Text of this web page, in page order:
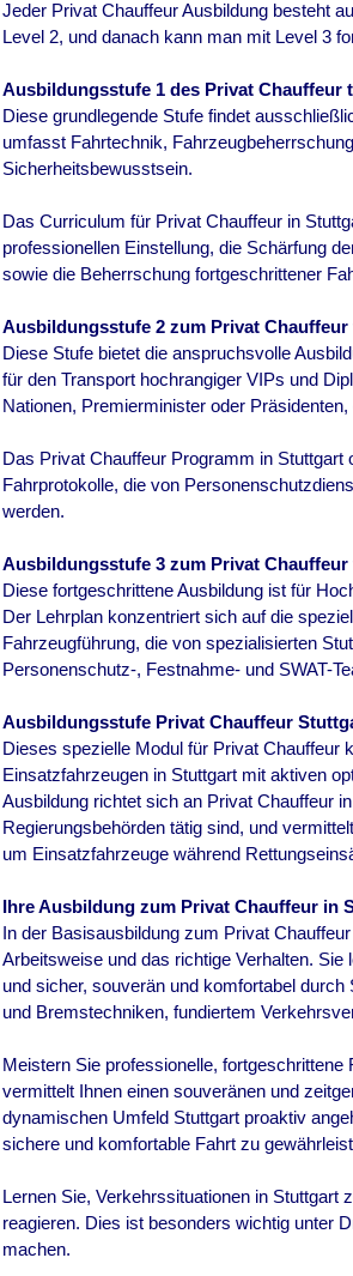
Jeder Privat Chauffeur Ausbildung besteht
Level 2, und danach kann man mit Level 3
Ausbildungsstufe 1 des Privat Chauffeur
Diese grundlegende Stufe findet
umfasst Fahrtechnik,
Sicherheitsbewusstsein.
Das Curriculum für Privat Chauffeur in
professionellen Einstellung, die Schärfung
sowie die Beherrschung fortgeschrittener
Ausbildungsstufe 2 zum Privat
Diese Stufe bietet die anspruchsvolle
für den Transport hochrangiger VIPs und
Nationen, Premierminister oder
Das Privat Chauffeur Programm in
Fahrprotokolle, die von
werden.
Ausbildungsstufe 3 zum Privat
Diese fortgeschrittene Ausbildung ist für
Der Lehrplan konzentriert sich auf die
Fahrzeugführung, die von spezialisierten
Personenschutz-, Festnahme- und SWAT-
Ausbildungsstufe Privat Chauffeur
Dieses spezielle Modul für Privat Chauffeur
Einsatzfahrzeugen in Stuttgart mit aktiven
Ausbildung richtet sich an Privat Chauffeur
Regierungsbehörden tätig sind, und
um Einsatzfahrzeuge während
Ihre Ausbildung zum Privat Chauffeur in
In der Basisausbildung zum Privat
Arbeitsweise und das richtige Verhalten.
und sicher, souverän und komfortabel
und Bremstechniken, fundiertem
Meistern Sie professionelle,
vermittelt Ihnen einen souveränen und
dynamischen Umfeld Stuttgart proaktiv
sichere und komfortable Fahrt zu
Lernen Sie, Verkehrssituationen in
reagieren. Dies ist besonders wichtig unter
machen.